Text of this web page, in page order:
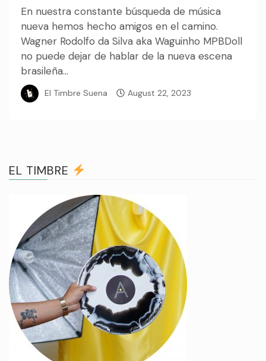
En nuestra constante búsqueda de música
nueva hemos hecho amigos en el camino.
Wagner Rodolfo da Silva aka Waguinho MPBDoll
no puede dejar de hablar de la nueva escena
brasileña...
El Timbre Suena August 22, 2023
EL TIMBRE